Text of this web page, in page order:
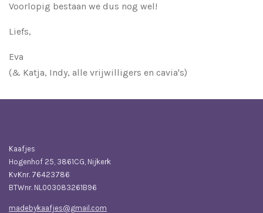
Voorlopig bestaan we dus nog wel!
Liefs,
Eva
(& Katja, Indy, alle vrijwilligers en cavia's)
Kaafjes
Hogenhof 25, 3861CG, Nijkerk
KvKnr. 76423786
BTWnr. NL003083261B96
madebykaafjes@gmail.com